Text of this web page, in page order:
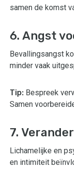
samen de komst
6. Angst
Bevallingsangst
minder vaak
Tip: Bespreek
Samen
7.
Lichamelijke en
en intimiteit